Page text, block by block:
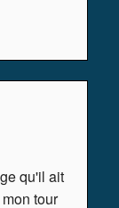
qu'il ait
tour